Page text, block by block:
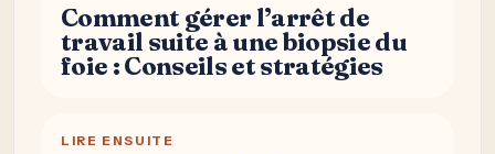
Comment gérer l’arrêt de
travail suite à une biopsie du
foie : Conseils et stratégies
LIRE ENSUITE